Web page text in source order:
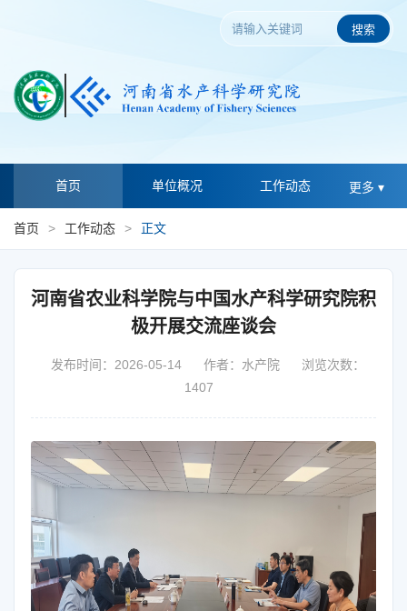
搜索
首页 单位概况 工作动态 更多 ▾
首页 > 工作动态 > 正文
河南省农业科学院与中国水产科学研究院积
极开展交流座谈会
发布时间：2026-05-14 作者：水产院
浏览次数：
1407